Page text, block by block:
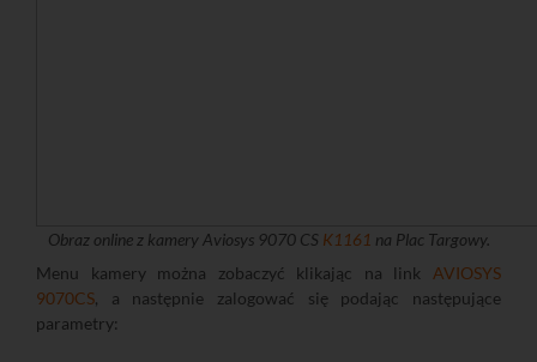
Obraz online z kamery Aviosys 9070 CS K1161 na Plac Targowy.
Menu kamery można zobaczyć klikając na link AVIOSYS
9070CS, a następnie zalogować się podając następujące
parametry: